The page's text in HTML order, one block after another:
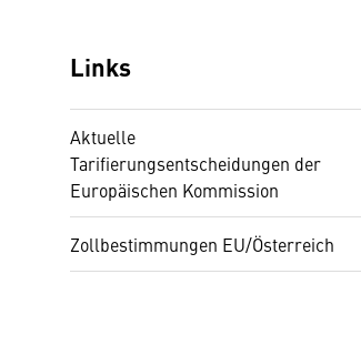
Links
Aktuelle
Tarifierungsentscheidungen der
Europäischen Kommission
Zollbestimmungen EU/Österreich